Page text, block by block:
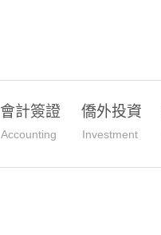
會計簽證
Accounting
僑外投資
Investment